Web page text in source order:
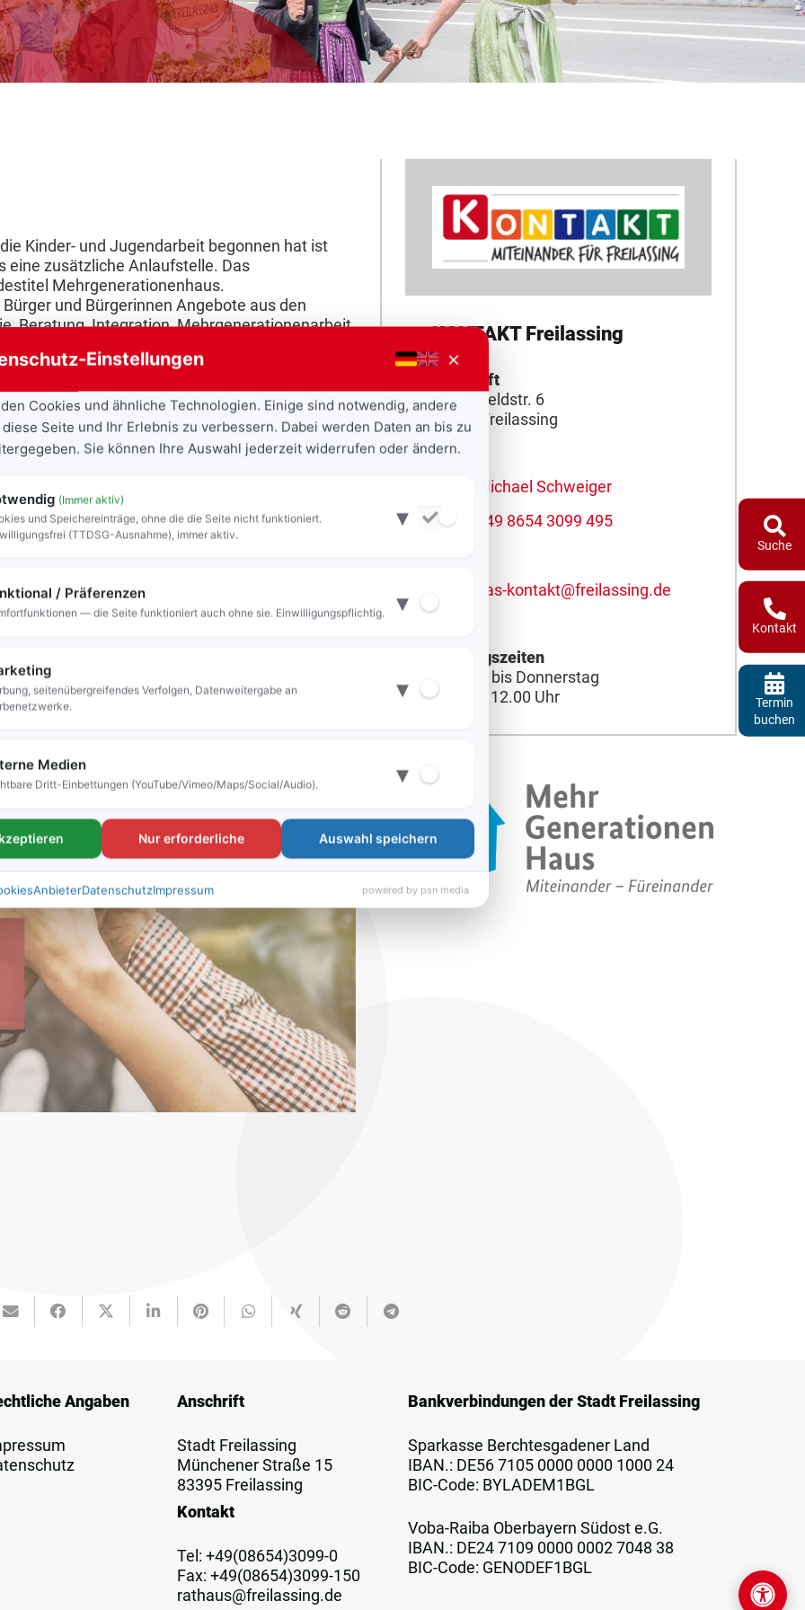
Kinder- und Jugendarbeit begonnen hat ist
eine zusätzliche Anlaufstelle. Das
Mehrgenerationenhaus.
und Bürgerinnen Angebote aus den
Beratung, Integration, Mehrgenerationenarbeit,
Slogan „Miteinander für Freilassing“ ein soziales
Sobald diese online ist, finden Sie die
gewohnt unter der Adresse
gerne weiter. Die Kontaktdaten haben
KONTAKT Freilassing
Anschrift
Obere Feldstr. 6
83395 Freilassing
Michael Schweiger
+49 8654 3099 495
das-kontakt@freilassing.de
Öffnungszeiten
Montag bis Donnerstag
10.30 – 12.00 Uhr
Angaben Anschrift
Stadt Freilassing
Münchener Straße 15
83395 Freilassing
Kontakt
Tel: +49(08654)3099-0
Fax: +49(08654)3099-150
rathaus@freilassing.de
Bankverbindungen der Stadt Freilassing
Sparkasse Berchtesgadener Land
IBAN.: DE56 7105 0000 0000 1000 24
BIC-Code: BYLADEM1BGL
Voba-Raiba Oberbayern Südost e.G.
IBAN.: DE24 7109 0000 0002 7048 38
BIC-Code: GENODEF1BGL
Suche
Kontakt
Termin
buchen
Einstellungen ×
Cookies und ähnliche Technologien. Einige sind notwendig, andere
Seite und Ihr Erlebnis zu verbessern. Dabei werden Daten an bis zu
Sie können Ihre Auswahl jederzeit widerrufen oder ändern.
(Immer aktiv)
und Speichereinträge, ohne die die Seite nicht funktioniert.
(TTDSG-Ausnahme), immer aktiv.
▾
/ Präferenzen
— die Seite funktioniert auch ohne sie. Einwilligungspflichtig. ▾
seitenübergreifendes Verfolgen, Datenweitergabe an
▾
Medien
Dritt-Einbettungen (YouTube/Vimeo/Maps/Social/Audio). ▾
Nur erforderliche Auswahl speichern
AnbieterDatenschutzImpressum powered by psn media